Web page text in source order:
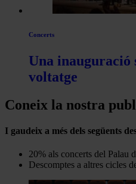
Concerts
Una inauguració
voltatge
Coneix la nostra
I gaudeix a més dels següents
20% als concerts del Palau
Descomptes a altres cicles